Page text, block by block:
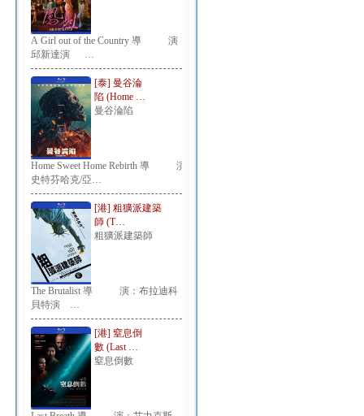
A Girl out of the Country 導 演：
邱新達演 …
[泰] 曼谷淪
陷 (Home …
曼谷淪陷
Home Sweet Home Rebirth 導 演：
史特芬哈克/亞…
[港] 粗獷派建築
師 (T…
粗獷派建築師
The Brutalist 導 演：布拉迪科
貝特演 …
[港] 窒息倒
數 (Last …
窒息倒數